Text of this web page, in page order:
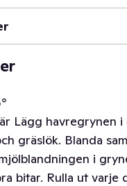
Lägg havregrynen
gräslök. Blanda
i
bitar. Rulla ut varje